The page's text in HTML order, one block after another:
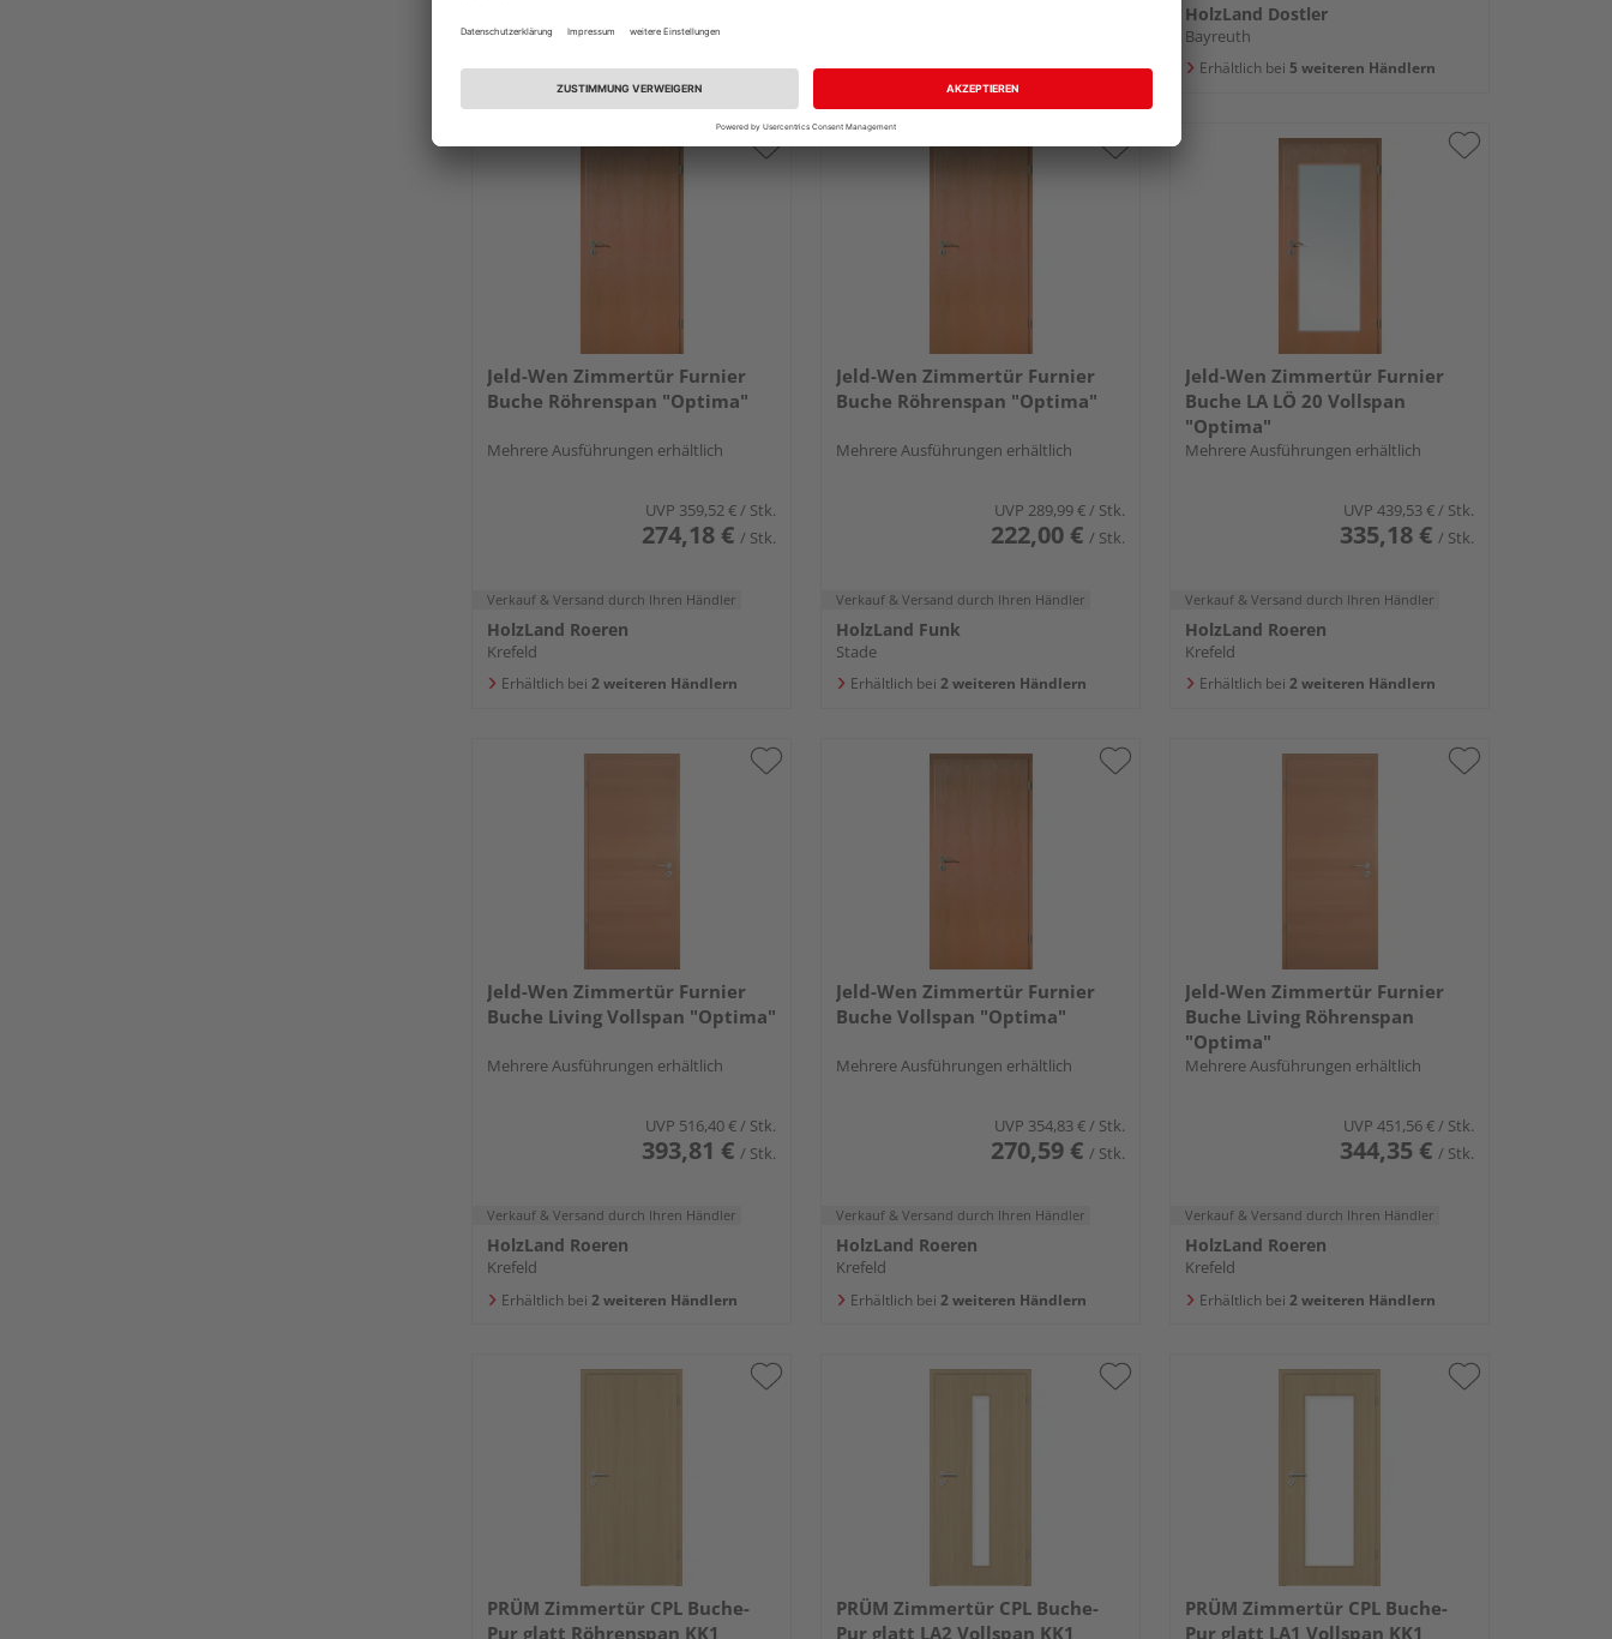
Bayreuth
Erhältlich bei6 weiteren Händlern Erhältlich bei5 weiteren Händlern
HolzLand Dostler
Bayreuth
Erhältlich bei 5 weiteren Händlern
Jeld-Wen Zimmertür Furnier
Buche Röhrenspan "Optima"
Mehrere Ausführungen erhältlich
UVP 359,52 €/ Stk.
274,18 € / Stk.
Verkauf & Versand durch Ihren Händler
HolzLand Roeren
Krefeld
Erhältlich bei 2 weiteren Händlern
Jeld-Wen Zimmertür Furnier
Buche Röhrenspan "Optima"
Mehrere Ausführungen erhältlich
UVP 289,99 €/ Stk.
222,00 € / Stk.
Verkauf & Versand durch Ihren Händler
HolzLand Funk
Stade
Erhältlich bei 2 weiteren Händlern
Jeld-Wen Zimmertür Furnier
Buche LA LÖ 20 Vollspan
"Optima"
Mehrere Ausführungen erhältlich
UVP 439,53 €/ Stk.
335,18 € / Stk.
Verkauf & Versand durch Ihren Händler
HolzLand Roeren
Krefeld
Erhältlich bei 2 weiteren Händlern
Jeld-Wen Zimmertür Furnier
Buche Living Vollspan "Optima"
Mehrere Ausführungen erhältlich
UVP 516,40 €/ Stk.
393,81 € / Stk.
Verkauf & Versand durch Ihren Händler
HolzLand Roeren
Krefeld
Erhältlich bei 2 weiteren Händlern
Jeld-Wen Zimmertür Furnier
Buche Vollspan "Optima"
Mehrere Ausführungen erhältlich
UVP 354,83 €/ Stk.
270,59 € / Stk.
Verkauf & Versand durch Ihren Händler
HolzLand Roeren
Krefeld
Erhältlich bei 2 weiteren Händlern
Jeld-Wen Zimmertür Furnier
Buche Living Röhrenspan
"Optima"
Mehrere Ausführungen erhältlich
UVP 451,56 €/ Stk.
344,35 € / Stk.
Verkauf & Versand durch Ihren Händler
HolzLand Roeren
Krefeld
Erhältlich bei 2 weiteren Händlern
PRÜM Zimmertür CPL Buche-
Pur glatt Röhrenspan KK1
PRÜM Zimmertür CPL Buche-
Pur glatt LA2 Vollspan KK1
PRÜM Zimmertür CPL Buche-
Pur glatt LA1 Vollspan KK1